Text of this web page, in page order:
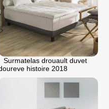
Surmatelas drouault duvet
histoire 2018